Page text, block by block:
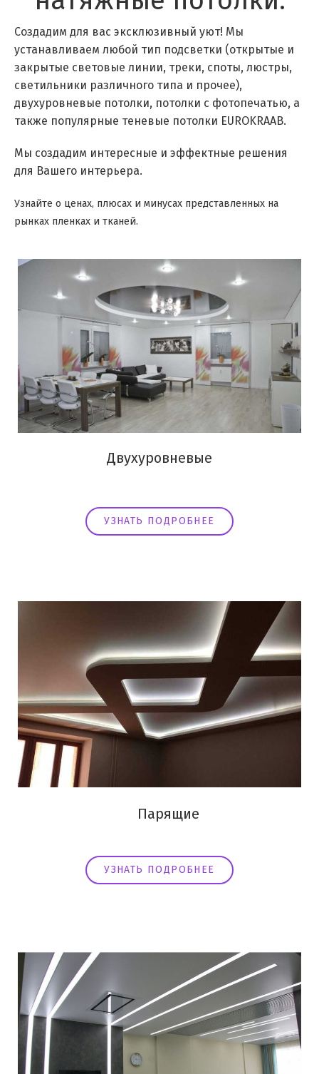
Создадим для вас эксклюзивный уют! Мы
устанавливаем любой тип подсветки (открытые и
закрытые световые линии, треки, споты, люстры,
светильники различного типа и прочее),
двухуровневые потолки, потолки с фотопечатью, а
также популярные теневые потолки EUROKRAAB.
Мы создадим интересные и эффектные решения
для Вашего интерьера.
Узнайте о ценах, плюсах и минусах представленных на
рынках пленках и тканей.
Двухуровневые
УЗНАТЬ ПОДРОБНЕЕ
Парящие
УЗНАТЬ ПОДРОБНЕЕ